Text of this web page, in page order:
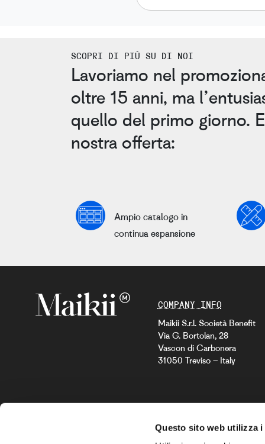
Questo sito web utilizza i
SCOPRI DI PIÙ SU DI NOI
Lavoriamo nel
oltre 15 anni, ma
quello del primo giorno.
nostra offerta:
Ampio catalogo in
continua espansione
COMPANY INFO
Maikii S.r.l. Società Benefit
Via G. Bortolan, 28
Vascon di Carbonera
31050 Treviso – Italy